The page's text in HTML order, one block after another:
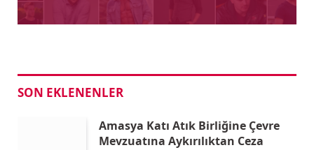
SON EKLENENLER
Amasya Katı Atık Birliğine Çevre
Mevzuatına Aykırılıktan Ceza